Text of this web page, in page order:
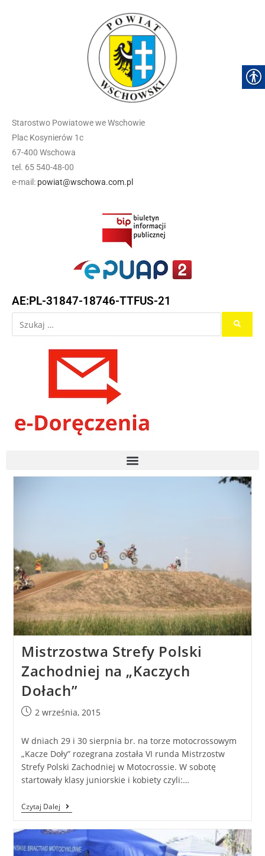
Starostwo Powiatowe we Wschowie
Plac Kosynierów 1c
67-400 Wschowa
tel. 65 540-48-00
e-mail: powiat@wschowa.com.pl
AE:PL-31847-18746-TTFUS-21
Mistrzostwa Strefy Polski
Zachodniej na „Kaczych
Dołach”
2 września, 2015
W dniach 29 i 30 sierpnia br. na torze motocrossowym
„Kacze Doły” rozegrana została VI runda Mistrzostw
Strefy Polski Zachodniej w Motocrossie. W sobotę
startowały klasy juniorskie i kobiety czyli:…
Czytaj Dalej